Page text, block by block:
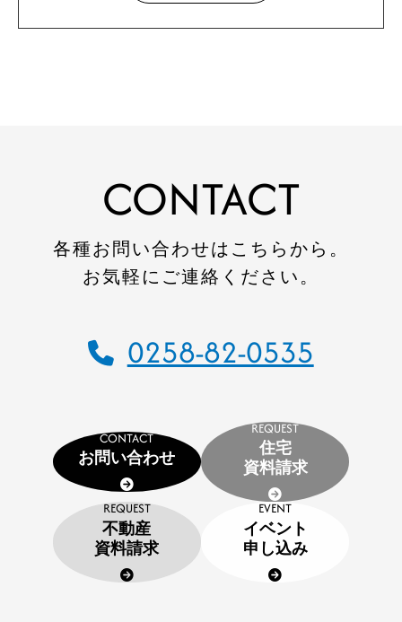
採用情報
インターンシップのご案内
住宅資料請求
イベント申し込み
お知らせ
用語集
CONTACT
各種お問い合わせはこちらから。
お気軽にご連絡ください。
0258-82-0535
CONTACT
お問い合わせ
REQUEST
住宅
資料請求
REQUEST
不動産
資料請求
EVENT
イベント
申し込み